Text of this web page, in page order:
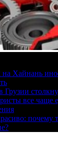
Хайнань
Грузии
все чаще
почему